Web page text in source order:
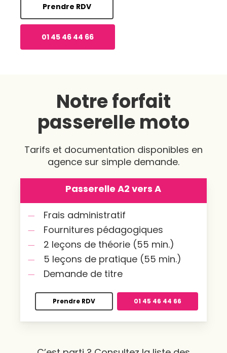
Prendre RDV
01 45 46 44 66
Notre forfait
passerelle moto
Tarifs et documentation disponibles en
agence sur simple demande.
Passerelle A2 vers A
Frais administratif
Fournitures pédagogiques
2 leçons de théorie (55 min.)
5 leçons de pratique (55 min.)
Demande de titre
Prendre RDV 01 45 46 44 66